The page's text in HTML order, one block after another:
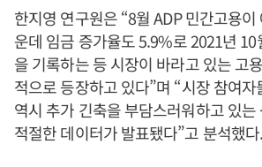
한지영 연구원은 “8월 ADP 민간고용
운데 임금 증가율도 5.9%로 2021년
을 기록하는 등 시장이 바라고 있는 고
적으로 등장하고 있다”며 “시장 참여
역시 추가 긴축을 부담스러워하고 있
적절한 데이터가 발표됐다”고 분석했다.